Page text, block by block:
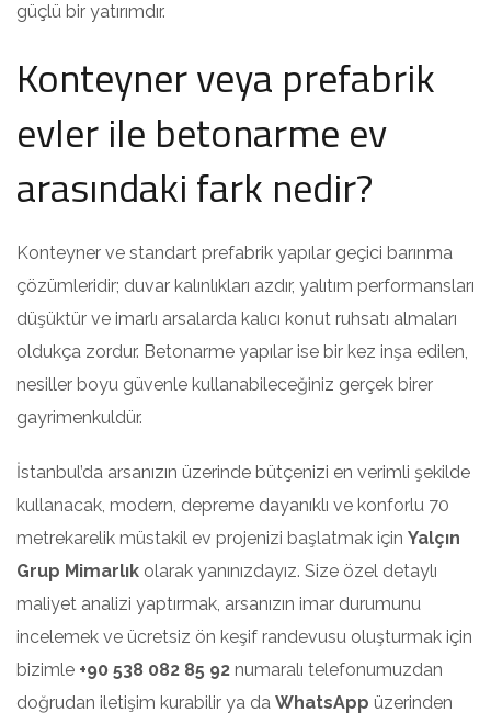
güçlü bir yatırımdır.
Konteyner veya prefabrik
evler ile betonarme ev
arasındaki fark nedir?
Konteyner ve standart prefabrik yapılar geçici barınma
çözümleridir; duvar kalınlıkları azdır, yalıtım performansları
düşüktür ve imarlı arsalarda kalıcı konut ruhsatı almaları
oldukça zordur. Betonarme yapılar ise bir kez inşa edilen,
nesiller boyu güvenle kullanabileceğiniz gerçek birer
gayrimenkuldür.
İstanbul’da arsanızın üzerinde bütçenizi en verimli şekilde
kullanacak, modern, depreme dayanıklı ve konforlu 70
metrekarelik müstakil ev projenizi başlatmak için Yalçın
Grup Mimarlık olarak yanınızdayız. Size özel detaylı
maliyet analizi yaptırmak, arsanızın imar durumunu
incelemek ve ücretsiz ön keşif randevusu oluşturmak için
bizimle +90 538 082 85 92 numaralı telefonumuzdan
doğrudan iletişim kurabilir ya da WhatsApp üzerinden